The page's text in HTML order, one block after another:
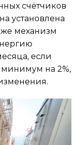
счётчиков
установлена
механизм
если
минимум на 2%,